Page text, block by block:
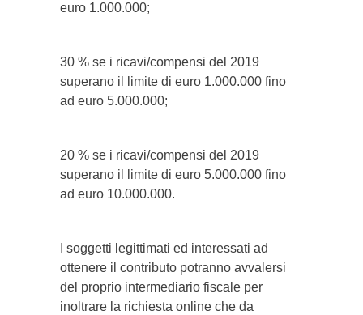
euro 1.000.000;
30 % se i ricavi/compensi del 2019
superano il limite di euro 1.000.000 fino
ad euro 5.000.000;
20 % se i ricavi/compensi del 2019
superano il limite di euro 5.000.000 fino
ad euro 10.000.000.
I soggetti legittimati ed interessati ad
ottenere il contributo potranno avvalersi
del proprio intermediario fiscale per
inoltrare la richiesta online che da